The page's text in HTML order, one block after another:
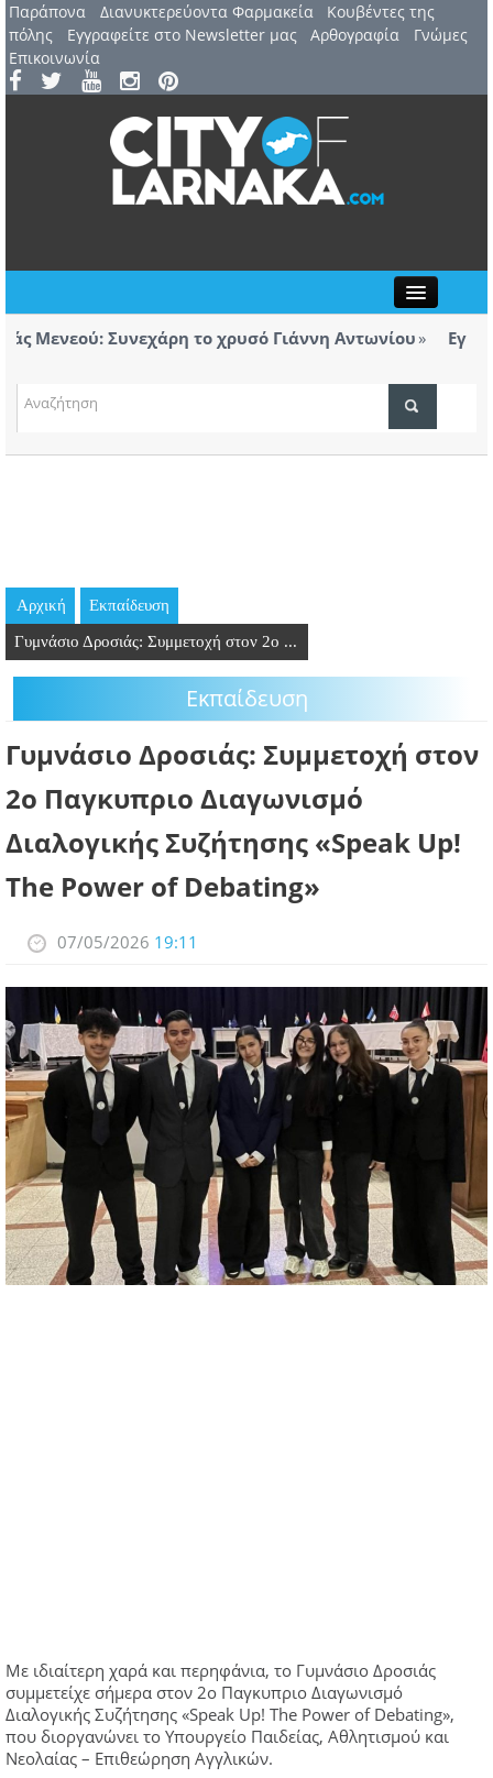
Παράπονα Διανυκτερεύοντα Φαρμακεία
Kουβέντες της
πόλης
Εγγραφείτε στο Newsletter μας Αρθογραφία
Γνώμες
Επικοινωνία
ΤΟΠΙΚΑ ΝΕΑ
ΘΕΣΕΙΣ ΕΡΓΑΣΙΑΣ
PODCAST
ΣΥΝΔΕΣΜΟΙ
ΠΕΡΙΣΣΟΤΕΡΑ
Μενεού: Συνεχάρη το χρυσό Γιάννη Αντωνίου
τσιγάρα βρέθηκαν σε ταξί με προορισμό
Αρχική Εκπαίδευση
Γυμνάσιο Δροσιάς: Συμμετοχή στον 2ο ...
Εκπαίδευση
Γυμνάσιο Δροσιάς: Συμμετοχή στον
2ο Παγκυπριο Διαγωνισμό
Διαλογικής Συζήτησης «Speak Up!
The Power of Debating»
07/05/2026 19:11
Με ιδιαίτερη χαρά και περηφάνια, το Γυμνάσιο Δροσιάς
συμμετείχε σήμερα στον 2ο Παγκυπριο Διαγωνισμό
Διαλογικής Συζήτησης «Speak Up! The Power of Debating»,
που διοργανώνει το Υπουργείο Παιδείας, Αθλητισμού και
Νεολαίας – Επιθεώρηση Αγγλικών.